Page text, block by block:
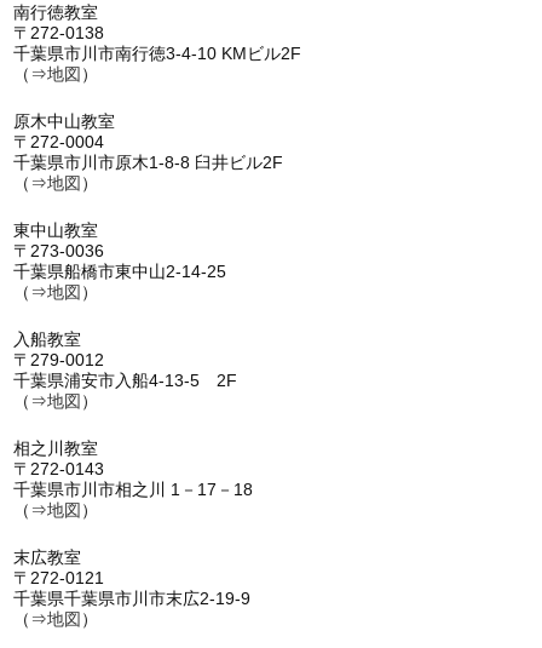
南行徳教室
〒272-0138
千葉県市川市南行徳3-4-10 KMビル2F
（⇒地図 ）
原木中山教室
〒272-0004
千葉県市川市原木1-8-8 臼井ビル2F
（⇒地図 ）
東中山教室
〒273-0036
千葉県船橋市東中山2-14-25
（⇒地図 ）
入船教室
〒279-0012
千葉県浦安市入船4-13-5 2F
（⇒地図 ）
相之川教室
〒272-0143
千葉県市川市相之川 1－17－18
（⇒地図 ）
末広教室
〒272-0121
千葉県千葉県市川市末広2-19-9
（⇒地図 ）